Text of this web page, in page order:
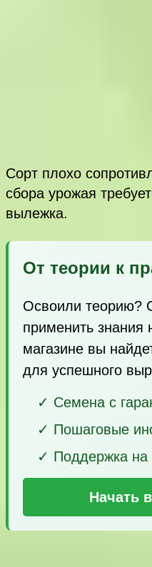
Сорт плохо
сбора урожая
вылежка.
От теории к
Освоили теорию?
применить знания
магазине вы
для успешного
✓ Семена с
✓ Пошаговые
✓ Поддержка на
Начать